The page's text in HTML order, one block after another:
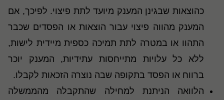
כהוצאות שבגינן המענק מיועד לתת פיצוי. לפיכך, אם
המענק מהווה פיצוי עבור הוצאות או הפסדים שכבר
התהוו או במטרה לתת תמיכה כספית מיידית לישות,
ללא כל עלויות מתייחסות עתידיות, המענק יוכר
ברווח או הפסד בתקופה שבה נוצרה הזכאות לקבלו.
הלוואה הניתנת למחילה שהתקבלה מהממשלה